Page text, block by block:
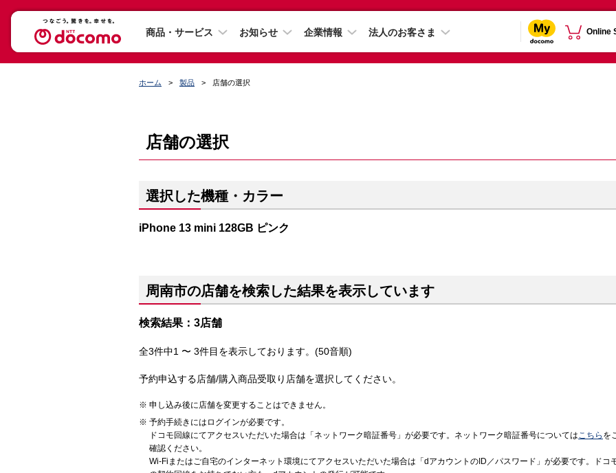
商品・サービス お知らせ 企業情報 法人のお客さま Online
ホーム 製品 店舗の選択
店舗の選択
選択した機種・カラー
iPhone 13 mini 128GB ピンク
周南市の店舗を検索した結果を表示しています
検索結果：3店舗
全3件中1 〜 3件目を表示しております。(50音順)
予約申込する店舗/購入商品受取り店舗を選択してください。
申し込み後に店舗を変更することはできません。
予約手続きにはログインが必要です。
ドコモ回線にてアクセスいただいた場合は「ネットワーク暗証番号」が必要です。ネットワーク暗証番号についてはこちら を
確認ください。
Wi-Fiまたはご自宅のインターネット環境にてアクセスいただいた場合は「dアカウントのID／パスワード」が必要です。ドコ